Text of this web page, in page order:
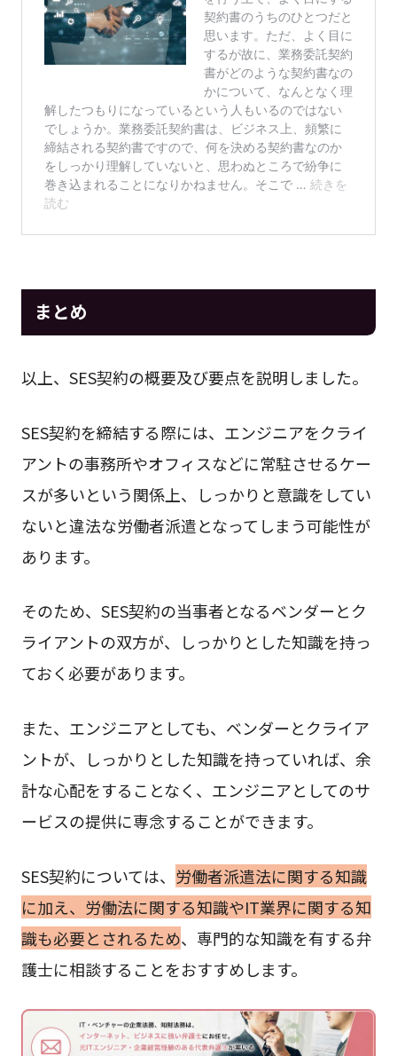
まとめ
以上、SES契約の概要及び要点を説明しました。
SES契約を締結する際には、エンジニアをクライ
アントの事務所やオフィスなどに常駐させるケー
スが多いという関係上、しっかりと意識をしてい
ないと違法な労働者派遣となってしまう可能性が
あります。
そのため、SES契約の当事者となるベンダーとク
ライアントの双方が、しっかりとした知識を持っ
ておく必要があります。
また、エンジニアとしても、ベンダーとクライア
ントが、しっかりとした知識を持っていれば、余
計な心配をすることなく、エンジニアとしてのサ
ービスの提供に専念することができます。
SES契約については、 労働者派遣法に関する知識
に加え、労働法に関する知識やIT業界に関する知
識も必要とされるため、専門的な知識を有する弁
護士に相談することをおすすめします。